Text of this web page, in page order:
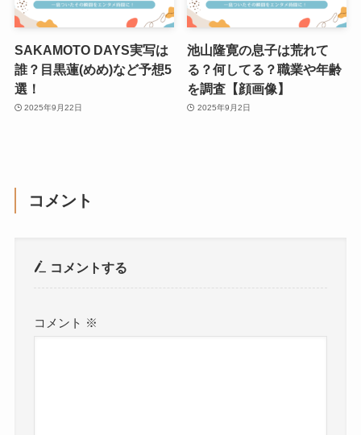
SAKAMOTO DAYS実写は
誰？目黒蓮(めめ)など予想5
選！
2025年9月22日
池山隆寛の息子は荒れて
る？何してる？職業や年齢
を調査【顔画像】
2025年9月2日
コメント
コメントする
コメント ※